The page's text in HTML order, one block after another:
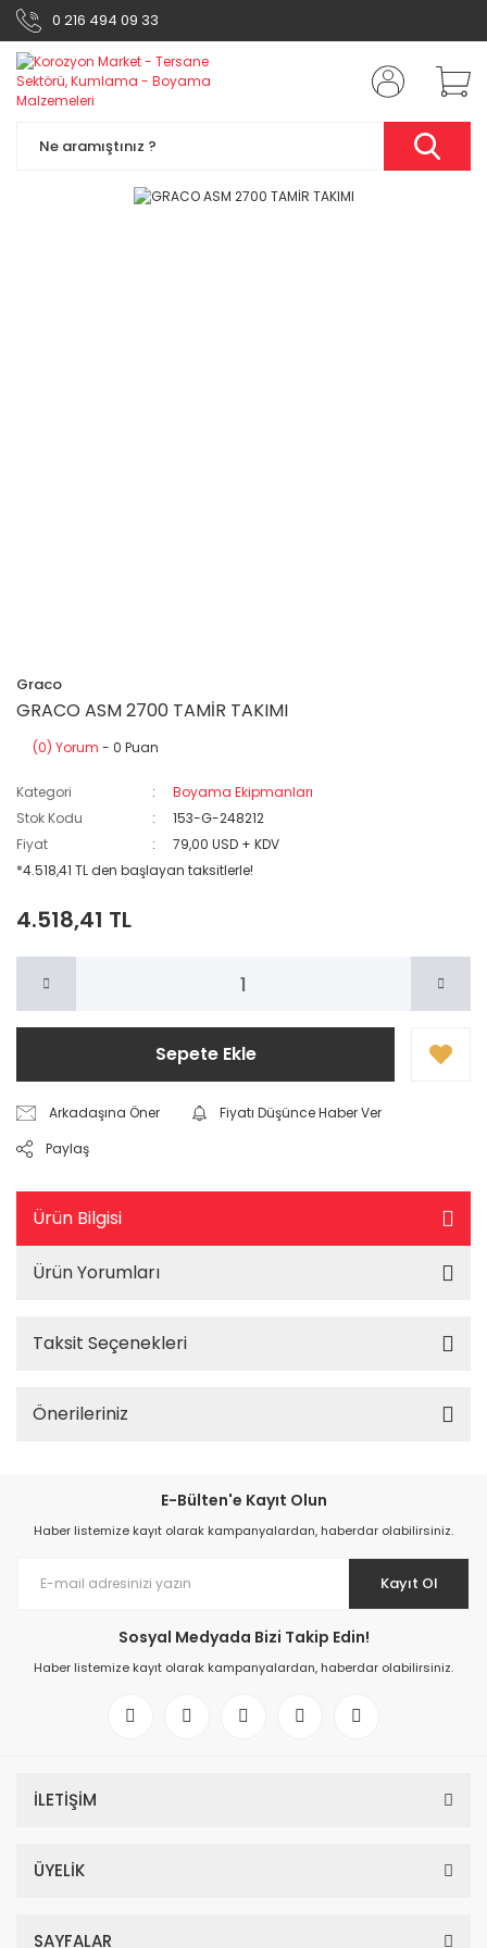
0 216 494 09 33
Graco
GRACO ASM 2700 TAMİR TAKIMI
(0) Yorum - 0 Puan
Kategori
Boyama Ekipmanları
Stok Kodu
153-G-248212
Fiyat
79,00 USD + KDV
*4.518,41 TL den başlayan taksitlerle!
4.518,41 TL
Sepete Ekle
Arkadaşına Öner
Fiyatı Düşünce Haber Ver
Paylaş
Ürün Bilgisi
Ürün Yorumları
Taksit Seçenekleri
Önerileriniz
E-Bülten'e Kayıt Olun
Haber listemize kayıt olarak kampanyalardan, haberdar olabilirsiniz.
Kayıt Ol
Sosyal Medyada Bizi Takip Edin!
Haber listemize kayıt olarak kampanyalardan, haberdar olabilirsiniz.
İLETİŞİM
ÜYELİK
SAYFALAR